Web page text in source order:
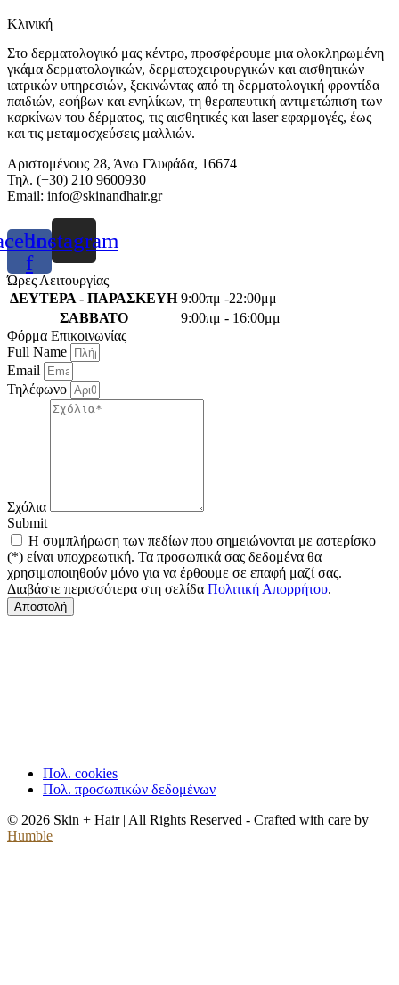
Κλινική
Στο δερματολογικό μας κέντρο, προσφέρουμε μια ολοκληρωμένη
γκάμα δερματολογικών, δερματοχειρουργικών και αισθητικών
ιατρικών υπηρεσιών, ξεκινώντας από τη δερματολογική φροντίδα
παιδιών, εφήβων και ενηλίκων, τη θεραπευτική αντιμετώπιση των
καρκίνων του δέρματος, τις αισθητικές και laser εφαρμογές, έως
και τις μεταμοσχεύσεις μαλλιών.
Αριστομένους 28, Άνω Γλυφάδα, 16674
Τηλ. (+30) 210 9600930
Email: info@skinandhair.gr
f
Instagram
Ώρες Λειτουργίας
ΔΕΥΤΕΡΑ - ΠΑΡΑΣΚΕΥΗ 9:00πμ -22:00μμ
ΣΑΒΒΑΤΟ
9:00πμ - 16:00μμ
Φόρμα Επικοινωνίας
Full Name
Email
Τηλέφωνο
Σχόλια
Submit
Η συμπλήρωση των πεδίων που σημειώνονται με αστερίσκο
(*) είναι υποχρεωτική. Τα προσωπικά σας δεδομένα θα
χρησιμοποιηθούν μόνο για να έρθουμε σε επαφή μαζί σας.
Διαβάστε περισσότερα στη σελίδα Πολιτική Απορρήτου.
Αποστολή
Πολ. cookies
Πολ. προσωπικών δεδομένων
© 2026 Skin + Hair | All Rights Reserved - Crafted with care by
Humble